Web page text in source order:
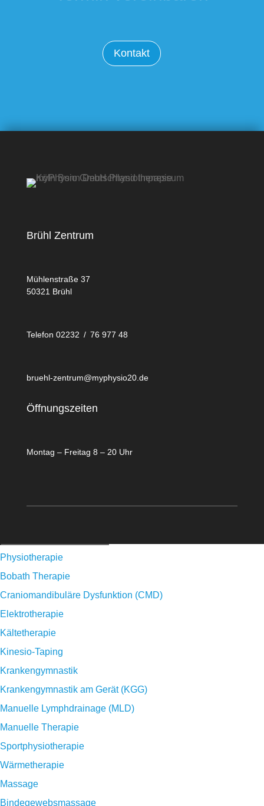
Kontakt
Brühl Zentrum
Mühlenstraße 37
50321 Brühl
Telefon 02232 / 76 977 48
bruehl-zentrum@myphysio20.de
Öffnungszeiten
Montag – Freitag 8 – 20 Uhr
Physiotherapie
Bobath Therapie
Craniomandibuläre Dysfunktion (CMD)
Elektrotherapie
Kältetherapie
Kinesio-Taping
Krankengymnastik
Krankengymnastik am Gerät (KGG)
Manuelle Lymphdrainage (MLD)
Manuelle Therapie
Sportphysiotherapie
Wärmetherapie
Massage
Bindegewebsmassage